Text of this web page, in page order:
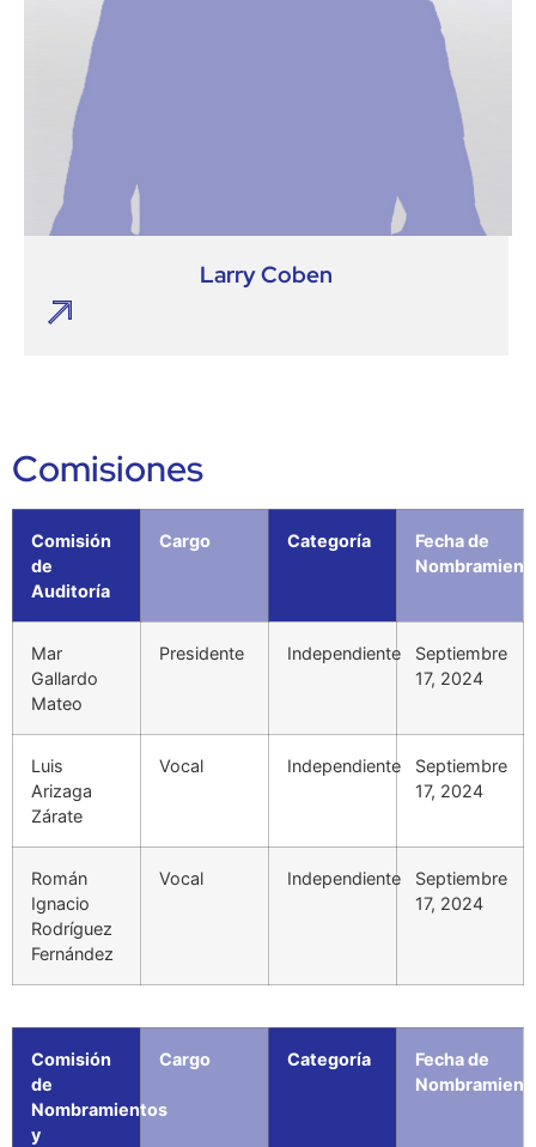
Larry Coben
Comisiones
Comisión
de
Auditoría
Cargo Categoría
Fecha de
Mar
Gallardo
Mateo
Presidente Independiente
Septiembre
17, 2024
Luis
Arizaga
Zárate
Vocal Independiente
Septiembre
17, 2024
Román
Ignacio
Rodríguez
Fernández
Vocal Independiente
Septiembre
17, 2024
Comisión
de
Nombramientos
y
Cargo Categoría
Fecha de